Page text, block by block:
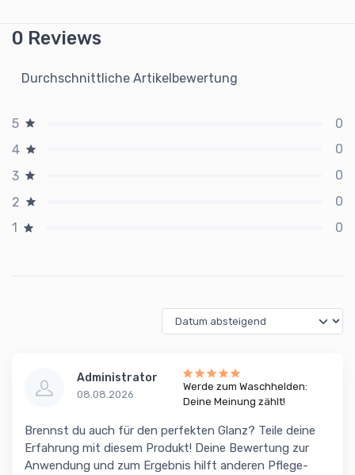
0 Reviews
Durchschnittliche Artikelbewertung
5
0
4
0
3
0
2
0
1
0
Administrator
08.08.2026
Werde zum Waschhelden:
Deine Meinung zählt!
Brennst du auch für den perfekten Glanz? Teile deine
Erfahrung mit diesem Produkt! Deine Bewertung zur
Anwendung und zum Ergebnis hilft anderen Pflege-